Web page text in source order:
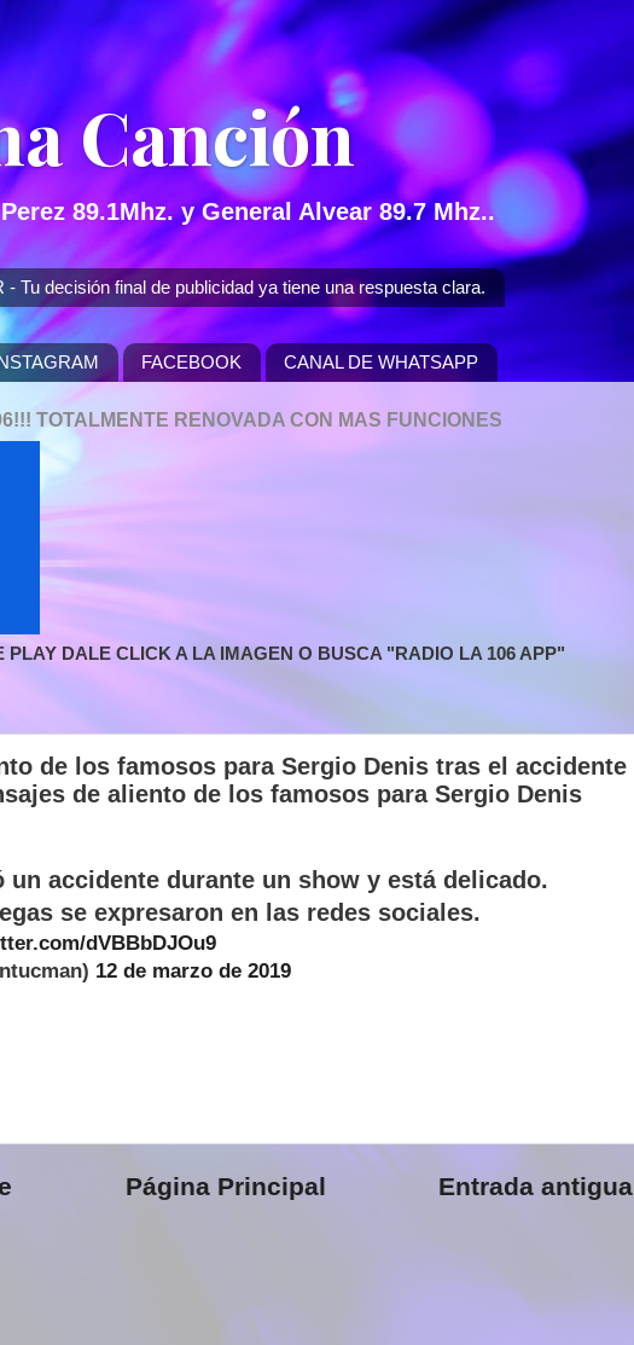
Canción
89.1Mhz. y General Alvear 89.7 Mhz..
Tu decisión final de publicidad ya tiene una respuesta clara.
FACEBOOK CANAL DE WHATSAPP
TOTALMENTE RENOVADA CON MAS FUNCIONES
PLAY DALE CLICK A LA IMAGEN O BUSCA "RADIO LA 106 APP"
de los famosos para Sergio Denis tras el accidente
de aliento de los famosos para Sergio Denis
un accidente durante un show y está delicado.
se expresaron en las redes sociales.
dVBBbDJOu9
12 de marzo de 2019
Entrada antigua
Página Principal